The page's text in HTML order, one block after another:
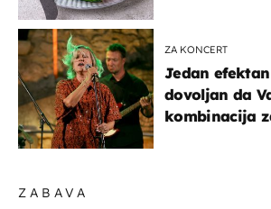
ZABAVA
ZA KONCERT
Jedan
dovoljan da
kombinacija